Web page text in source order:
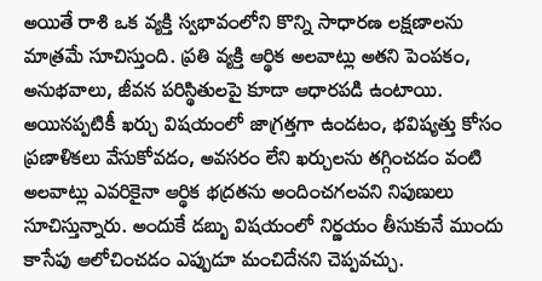
అయితే రాశి ఒక వ్యక్తి స్వభావంలోని కొన్ని సాధారణ లక్షణాలను
మాత్రమే సూచిస్తుంది. ప్రతి వ్యక్తి ఆర్థిక అలవాట్లు అతని పెంపకం,
అనుభవాలు, జీవన పరిస్థితులపై కూడా ఆధారపడి ఉంటాయి.
అయినప్పటికీ ఖర్చు విషయంలో జాగ్రత్తగా ఉండటం, భవిష్యత్తు కోసం
ప్రణాళికలు వేసుకోవడం, అవసరం లేని ఖర్చులను తగ్గించడం వంటి
అలవాట్లు ఎవరికైనా ఆర్థిక భద్రతను అందించగలవని నిపుణులు
సూచిస్తున్నారు. అందుకే డబ్బు విషయంలో నిర్ణయం తీసుకునే ముందు
కాసేపు ఆలోచించడం ఎప్పుడూ మంచిదేనని చెప్పవచ్చు.